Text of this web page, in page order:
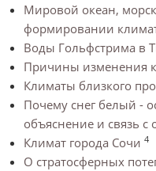
Мировой океан,
формировании
Воды Гольфстрима в
Причины изменения
Климаты близкого
Почему снег белый -
объяснение и связь с
Климат города Сочи 4
О стратосферных